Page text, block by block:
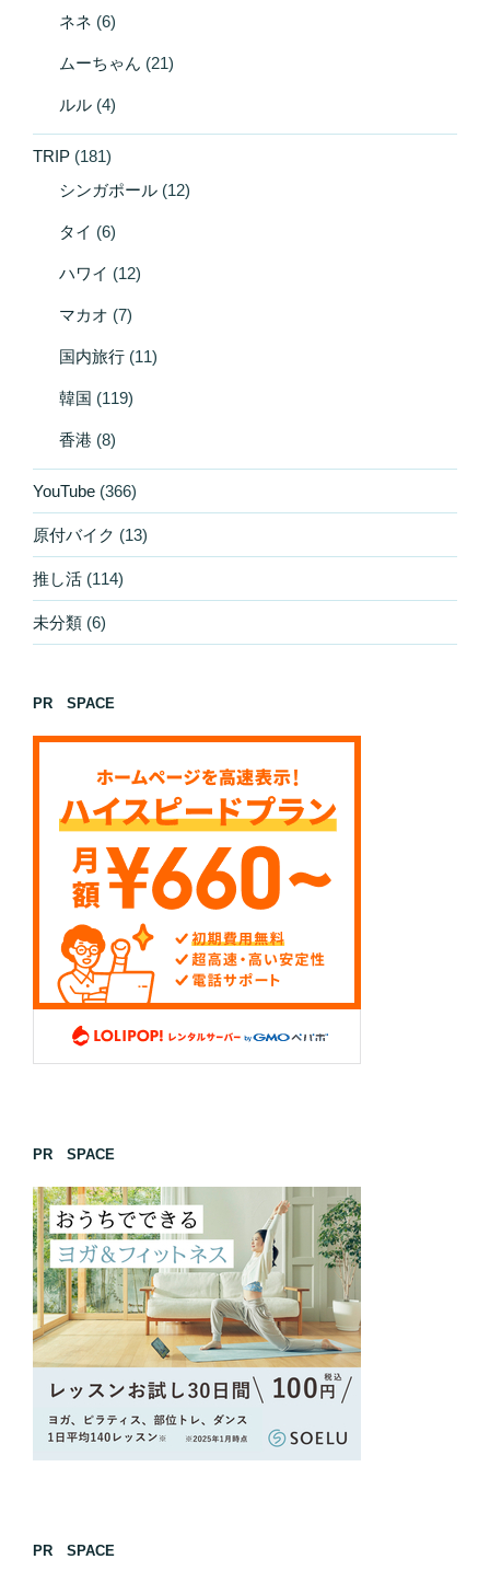
ネネ (6)
ムーちゃん (21)
ルル (4)
TRIP (181)
シンガポール (12)
タイ (6)
ハワイ (12)
マカオ (7)
国内旅行 (11)
韓国 (119)
香港 (8)
YouTube (366)
原付バイク (13)
推し活 (114)
未分類 (6)
PR SPACE
PR SPACE
PR SPACE